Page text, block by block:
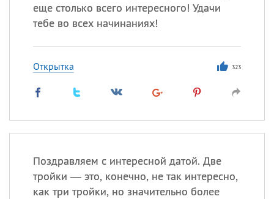
еще столько всего интересного! Удачи
тебе во всех начинаниях!
Открытка 323
Поздравляем с интересной датой. Две
тройки — это, конечно, не так интересно,
как три тройки, но значительно более